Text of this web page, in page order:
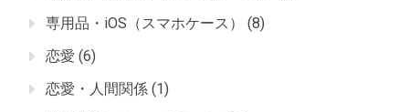
専用品・iOS（スマホケース）
(8)
恋愛 (6)
恋愛・人間関係 (1)